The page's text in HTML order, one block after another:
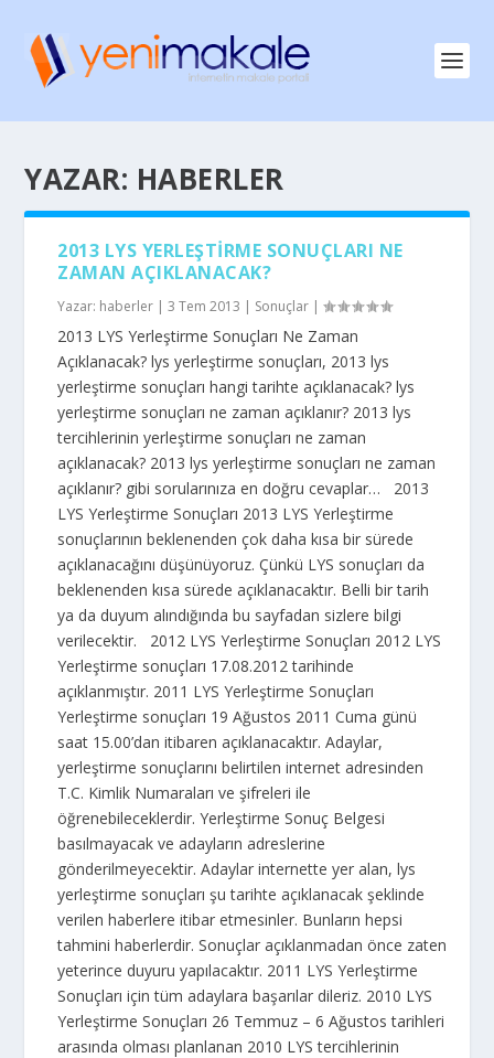
YAZAR: HABERLER
2013 LYS YERLEŞTIRME SONUÇLARI NE
ZAMAN AÇIKLANACAK?
Yazar: haberler |3 Tem 2013 | Sonuçlar |
2013 LYS Yerleştirme Sonuçları Ne Zaman
Açıklanacak? lys yerleştirme sonuçları, 2013 lys
yerleştirme sonuçları hangi tarihte açıklanacak? lys
yerleştirme sonuçları ne zaman açıklanır? 2013 lys
tercihlerinin yerleştirme sonuçları ne zaman
açıklanacak? 2013 lys yerleştirme sonuçları ne zaman
açıklanır? gibi sorularınıza en doğru cevaplar… 2013
LYS Yerleştirme Sonuçları 2013 LYS Yerleştirme
sonuçlarının beklenenden çok daha kısa bir sürede
açıklanacağını düşünüyoruz. Çünkü LYS sonuçları da
beklenenden kısa sürede açıklanacaktır. Belli bir tarih
ya da duyum alındığında bu sayfadan sizlere bilgi
verilecektir. 2012 LYS Yerleştirme Sonuçları 2012 LYS
Yerleştirme sonuçları 17.08.2012 tarihinde
açıklanmıştır. 2011 LYS Yerleştirme Sonuçları
Yerleştirme sonuçları 19 Ağustos 2011 Cuma günü
saat 15.00’dan itibaren açıklanacaktır. Adaylar,
yerleştirme sonuçlarını belirtilen internet adresinden
T.C. Kimlik Numaraları ve şifreleri ile
öğrenebileceklerdir. Yerleştirme Sonuç Belgesi
basılmayacak ve adayların adreslerine
gönderilmeyecektir. Adaylar internette yer alan, lys
yerleştirme sonuçları şu tarihte açıklanacak şeklinde
verilen haberlere itibar etmesinler. Bunların hepsi
tahmini haberlerdir. Sonuçlar açıklanmadan önce zaten
yeterince duyuru yapılacaktır. 2011 LYS Yerleştirme
Sonuçları için tüm adaylara başarılar dileriz. 2010 LYS
Yerleştirme Sonuçları 26 Temmuz – 6 Ağustos tarihleri
arasında olması planlanan 2010 LYS tercihlerinin